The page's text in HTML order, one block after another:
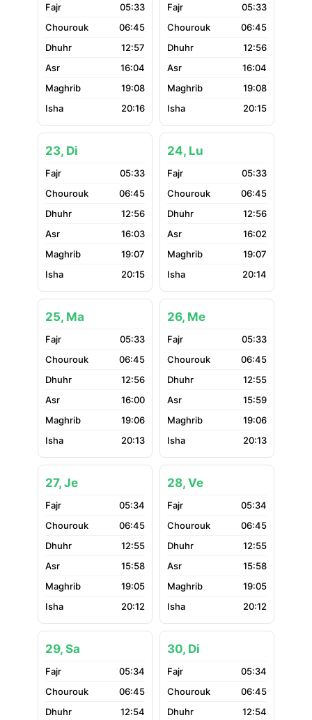
05:33
06:45
12:57
16:04
19:08
20:16
05:33
06:45
12:56
16:04
19:08
20:15
23, Di
05:33
06:45
12:56
16:03
19:07
20:15
24, Lu
05:33
06:45
12:56
16:02
19:07
20:14
25, Ma
05:33
06:45
12:56
16:00
19:06
20:13
26, Me
05:33
06:45
12:55
15:59
19:06
20:13
27, Je
05:34
06:45
12:55
15:58
19:05
20:12
28, Ve
05:34
06:45
12:55
15:58
19:05
20:12
29, Sa
05:34
06:45
12:54
30, Di
05:34
06:45
12:54